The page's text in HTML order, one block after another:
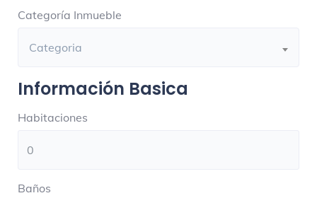
Categoría Inmueble
Categoria
Información Basica
Habitaciones
Baños